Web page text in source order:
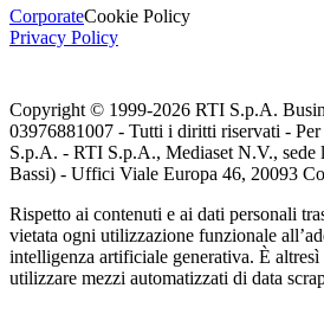
CorporateCookie Policy
Privacy Policy
Copyright © 1999-2026 RTI S.p.A.
03976881007 - Tutti i diritti riservati -
S.p.A. - RTI S.p.A., Mediaset N.V., sede
Bassi) - Uffici Viale Europa 46, 20093
Rispetto ai contenuti e ai dati personali
vietata ogni utilizzazione funzionale
intelligenza artificiale generativa. È
utilizzare mezzi automatizzati di data